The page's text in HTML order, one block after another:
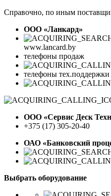
Справочно, по иным
ООО «Ланкард»
www.lancard.by
телефоны продаж
телефоны тех.поддержки
ООО «Сервис Деск
+375 (17) 305-20-40
ОАО «Банковский
Выбрать оборудование